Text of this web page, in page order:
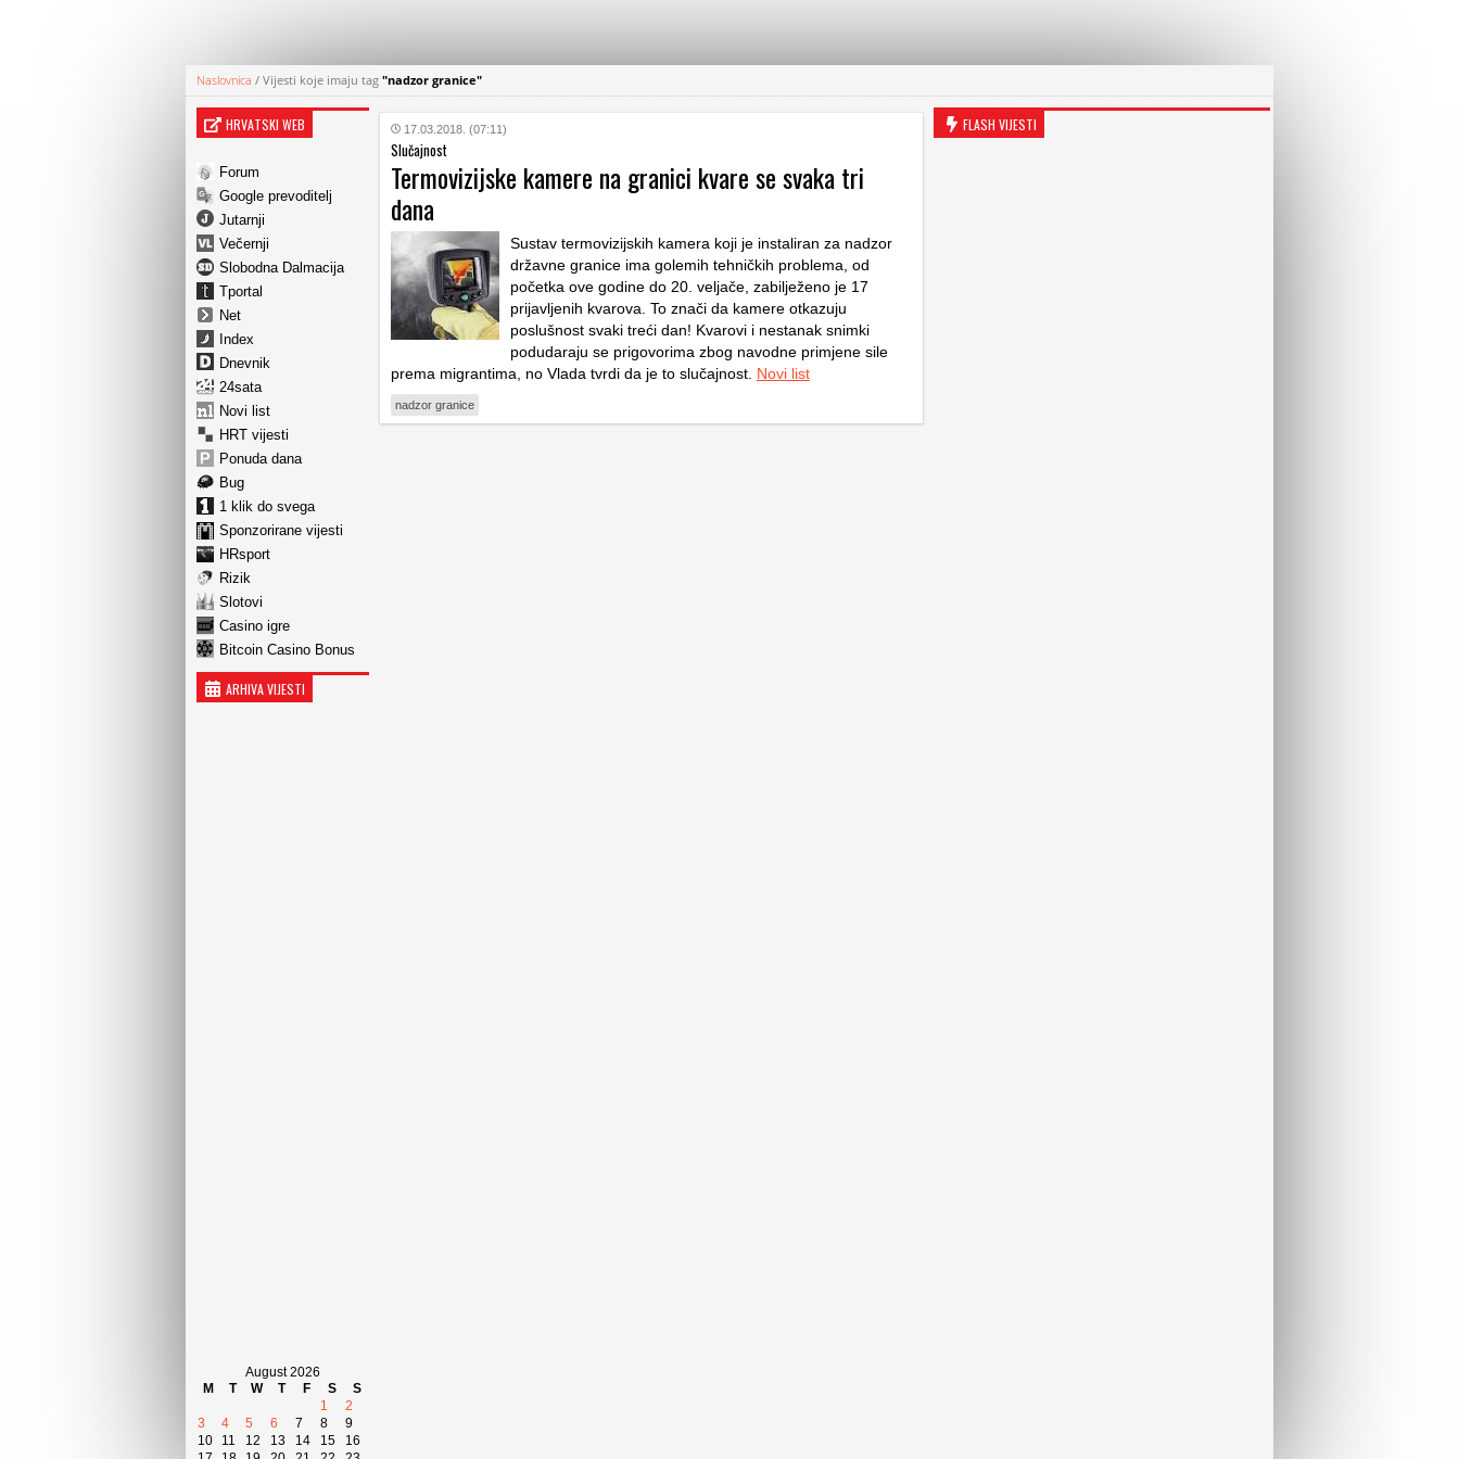
Naslovnica / Vijesti koje imaju tag "nadzor granice"
HRVATSKI WEB
Forum
Google prevoditelj
Jutarnji
Večernji
Slobodna Dalmacija
Tportal
Net
Index
Dnevnik
24sata
Novi list
HRT vijesti
Ponuda dana
Bug
1 klik do svega
Sponzorirane vijesti
HRsport
Rizik
Slotovi
Casino igre
Bitcoin Casino Bonus
ARHIVA VIJESTI
August 2026
M
T W T F S
S
1
2
3
4 5 6 7 8
9
10
11 12 13 14 15
16
17.03.2018. (07:11)
Slučajnost
Termovizijske kamere na granici kvare se svaka tri
dana
Sustav termovizijskih kamera koji je instaliran za nadzor
državne granice ima golemih tehničkih problema, od
početka ove godine do 20. veljače, zabilježeno je 17
prijavljenih kvarova. To znači da kamere otkazuju
poslušnost svaki treći dan! Kvarovi i nestanak snimki
podudaraju se prigovorima zbog navodne primjene sile
prema migrantima, no Vlada tvrdi da je to slučajnost. Novi list
nadzor granice
FLASH VIJESTI